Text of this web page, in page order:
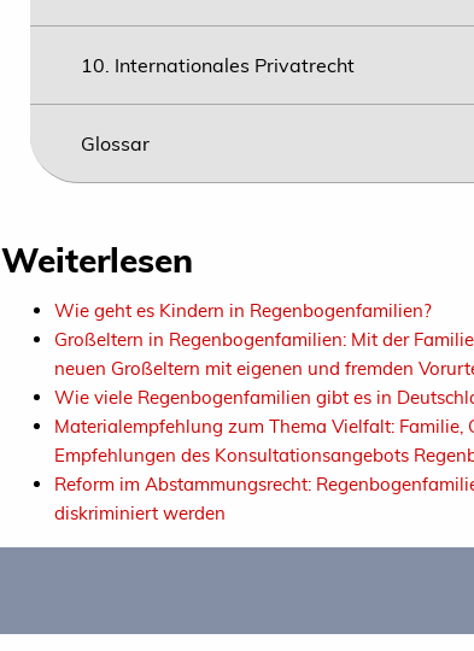
10. Internationales Privatrecht
Glossar
Weiterlesen
Wie geht es Kindern in Regenbogenfamilien?
Großeltern in Regenbogenfamilien: Mit der
neuen Großeltern mit eigenen und fremden
Wie viele Regenbogenfamilien gibt es in
Materialempfehlung zum Thema Vielfalt: Familie,
Empfehlungen des Konsultationsangebots
Reform im Abstammungsrecht:
diskriminiert werden